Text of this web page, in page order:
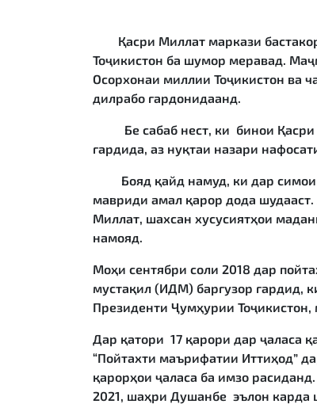
Қасри Миллат маркази
Тоҷикистон ба шумор меравад.
Осорхонаи миллии Тоҷикистон ва
дилрабо гардонидаанд.
Бе сабаб нест, ки бинои Қасри
гардида, аз нуқтаи назари
Бояд қайд намуд, ки дар симои
мавриди амал қарор дода
Миллат, шахсан хусусиятҳои
намояд.
Моҳи сентябри соли 2018 дар
мустақил (ИДМ) баргузор гардид,
Президенти Ҷумҳурии
Дар қатори 17 қарори дар ҷаласа
“Пойтахти маърифатии Иттиҳод”
қарорҳои ҷаласа ба имзо
2021, шаҳри Душанбе эълон карда